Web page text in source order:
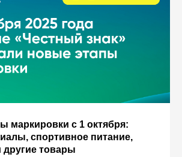
маркировки с 1 октября:
спортивное питание,
другие товары